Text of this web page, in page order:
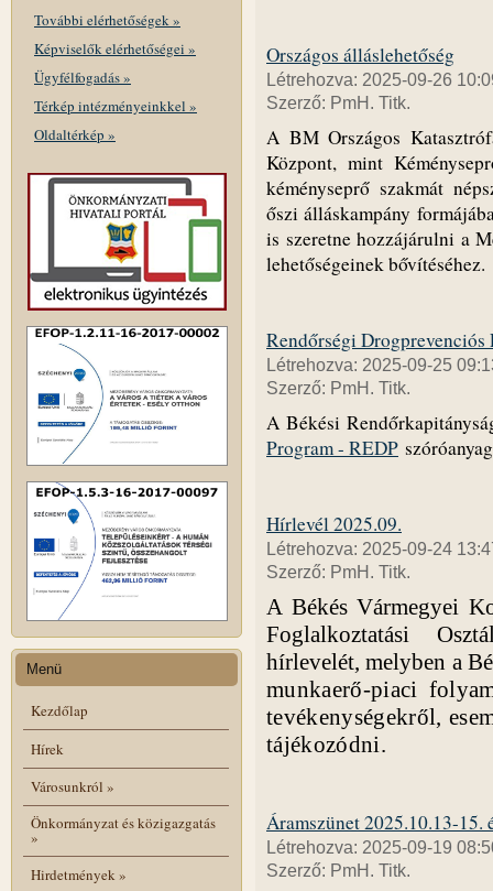
További elérhetőségek »
Képviselők elérhetőségei »
Ügyfélfogadás »
Térkép intézményeinkkel »
Oldaltérkép »
Menü
Kezdőlap
Hírek
Városunkról »
Önkormányzat és közigazgatás
»
Hirdetmények»
Országos álláslehetőség
Létrehozva: 2025-09-26
Szerző: PmH. Titk.
A BM Országos
Központ, mint
kéményseprő szakmát
őszi álláskampány
is szeretne hozzájárulni a
lehetőségeinek bővítéséhez.
Rendőrségi Drogprevenciós
Létrehozva: 2025-09-25
Szerző: PmH. Titk.
A Békési
Program - REDP
Hírlevél 2025.09.
Létrehozva: 2025-09-24
Szerző: PmH. Titk.
A Békés Vármegyei
Foglalkoztatási
hírlevelét, melyben a
munkaerő-piaci
tevékenységekről,
tájékozódni.
Áramszünet 2025.10.13-15.
Létrehozva: 2025-09-19
Szerző: PmH. Titk.